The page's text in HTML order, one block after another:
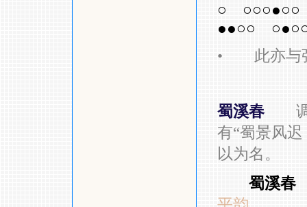
○
○○○●○○
●●○○
• 此亦与张
蜀溪春
有“蜀景风迟
以为名。
蜀溪春